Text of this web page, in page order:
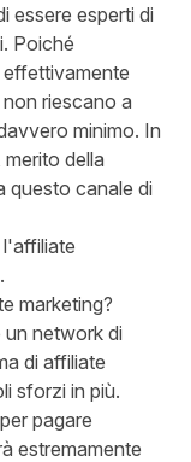
essere esperti di
Poiché
effettivamente
riescano a
minimo. In
della
questo canale di
marketing?
un network di
di affiliate
sforzi in più.
pagare
estremamente